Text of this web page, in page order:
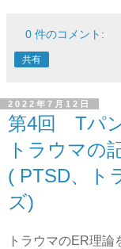
0 件のコメント:
共有
2022年7月12日
第4回 Tパ
トラウマの
( PTSD、ト
ズ)
トラウマのER理